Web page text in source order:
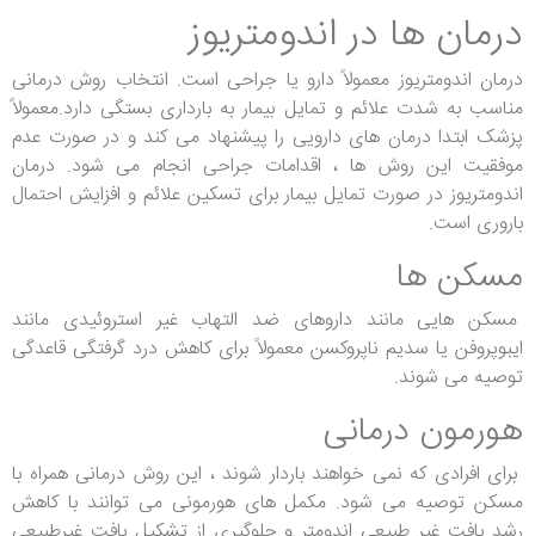
درمان ها در اندومتریوز
درمان اندومتریوز معمولاً دارو یا جراحی است. انتخاب روش درمانی
مناسب به شدت علائم و تمایل بیمار به بارداری بستگی دارد.معمولاً
پزشک ابتدا درمان های دارویی را پیشنهاد می کند و در صورت عدم
موفقیت این روش ها ، اقدامات جراحی انجام می شود. درمان
اندومتریوز در صورت تمایل بیمار برای تسکین علائم و افزایش احتمال
باروری است.
مسکن ها
مسکن هایی مانند داروهای ضد التهاب غیر استروئیدی مانند
ایبوپروفن یا سدیم ناپروکسن معمولاً برای کاهش درد گرفتگی قاعدگی
توصیه می شوند.
هورمون درمانی
برای افرادی که نمی خواهند باردار شوند ، این روش درمانی همراه با
مسکن توصیه می شود. مکمل های هورمونی می توانند با کاهش